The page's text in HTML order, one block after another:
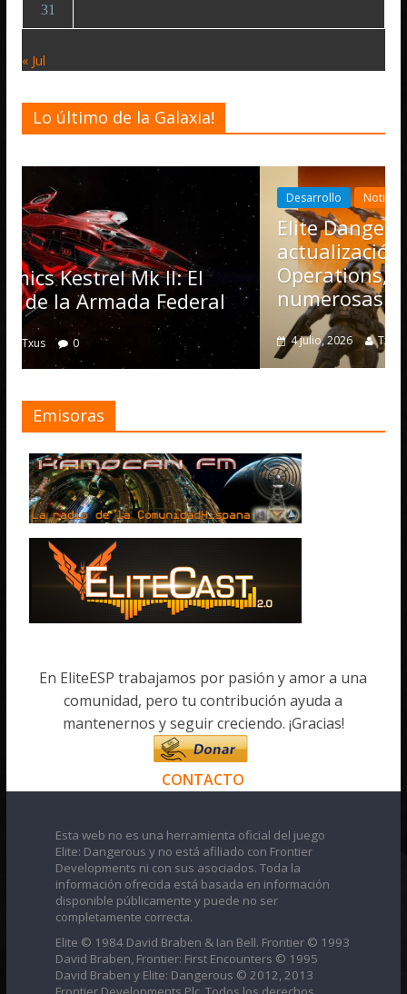
31
« Jul
Lo último de la Galaxia!
II: El
Federal
Noticias
Elite Dangerous recibe la
actualización 4.4.0: llegan
Operations, el vehículo
numerosas mejoras
4 julio, 2026 0
Emisoras
En EliteESP trabajamos por pasión y amor a una
comunidad, pero tu contribución ayuda a
mantenernos y seguir creciendo. ¡Gracias!
CONTACTO
Esta web no es una herramienta oficial del juego
Elite: Dangerous y no está afiliado con Frontier
Developments ni con sus asociados. Toda la
información ofrecida está basada en información
disponible públicamente y puede no ser
completamente correcta.
Elite © 1984 David Braben & Ian Bell. Frontier © 1993
David Braben, Frontier: First Encounters © 1995
David Braben y Elite: Dangerous © 2012, 2013
Frontier Developments Plc. Todos los derechos